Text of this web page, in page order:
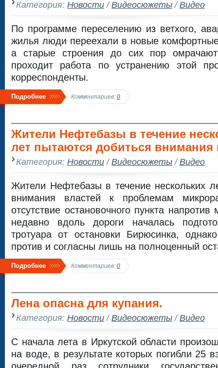
Категория: Новости/Видеосюжеты/Видео
По программе переселению из ветхого,
жилья люди переехали в новые
а старые строения до сих пор
проходит работа по устранению этой
корреспонденты.
Подробнее Комментариев: 0
Жители Нефтебазы в течение
лет пытаются добиться внимания
Категория: Новости/Видеосюжеты/Видео
Жители Нефтебазы в течение нескольких
внимания властей к проблемам
отсутствие остановочного пункта
недавно вдоль дороги началась
тротуара от остановки Бирюсинка,
против и согласны лишь на полноценный
Подробнее Комментариев: 0
Лена опасна для купания.
Категория: Новости/Видеосюжеты/Видео
С начала лета в Иркутской области
на воде, в результате которых погибли 25